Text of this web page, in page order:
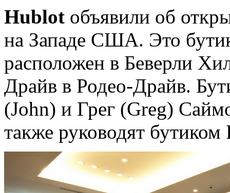
Hublot объявили об
на Западе США. Это
расположен в Беверли
Драйв в Родео-Драйв.
(John) и Грег (Greg)
также руководят